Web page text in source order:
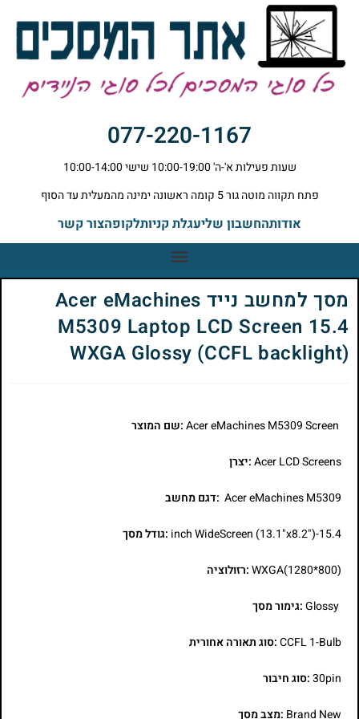
077-220-1167
שעות פעילות א'-ה' 10:00-19:00 שישי 10:00-14:00
פתח תקווה מוטה גור 5 קומה ראשונה ימינה מהמעלית עד הסוף
אודותהחשבון שליעגלת קניותלקופהצור קשר
מסך למחשב נייד Acer eMachines
M5309 Laptop LCD Screen 15.4
WXGA Glossy (CCFL backlight)
:שם המוצר
Acer LCD Screens:יצרן
Acer eMachines M5309 :דגם מחשב
15.4-inch WideScreen (13.1"x8.2") :גודל מסך
WXGA(1280*800):רזולוציה
Glossy:גימור מסך
CCFL 1-Bulb:סוג תאורה אחורית
30pin:סוג חיבור
Brand New :מצב מסך